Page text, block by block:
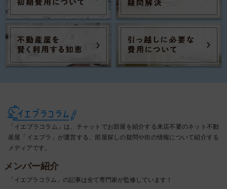
「イエプラコラム」は、チャットでお部屋を紹介する来店不要のネット不動
産屋「イエプラ」が運営する、部屋探しの疑問や街の情報について紹介する
メディアです。
メンバー紹介
「イエプラコラム」の記事は全て専門家が監修しています！